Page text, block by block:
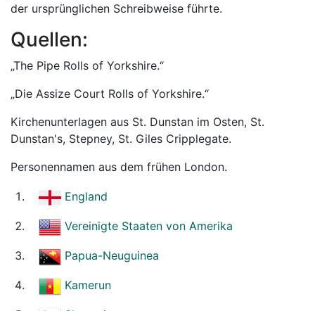
der ursprünglichen Schreibweise führte.
Quellen:
„The Pipe Rolls of Yorkshire.“
„Die Assize Court Rolls of Yorkshire.“
Kirchenunterlagen aus St. Dunstan im Osten, St.
Dunstan's, Stepney, St. Giles Cripplegate.
Personennamen aus dem frühen London.
England
Vereinigte Staaten von Amerika
Papua-Neuguinea
Kamerun